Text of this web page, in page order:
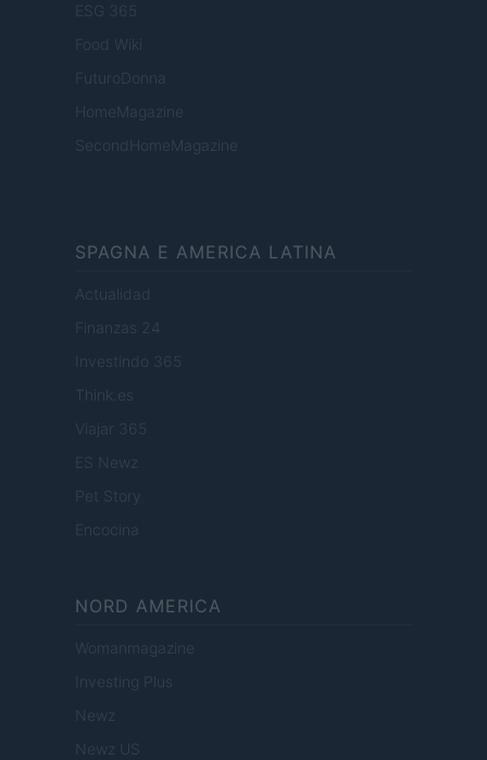
ESG 365
Food Wiki
FuturoDonna
HomeMagazine
SecondHomeMagazine
SPAGNA E AMERICA LATINA
Actualidad
Finanzas 24
Investindo 365
Think.es
Viajar 365
ES Newz
Pet Story
Encocina
NORD AMERICA
Womanmagazine
Investing Plus
Newz
Newz US